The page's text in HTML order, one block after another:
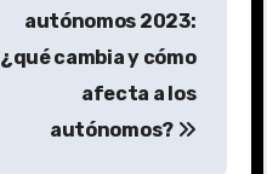
autónomos 2023:
¿qué cambia y cómo
afecta a los
autónomos?